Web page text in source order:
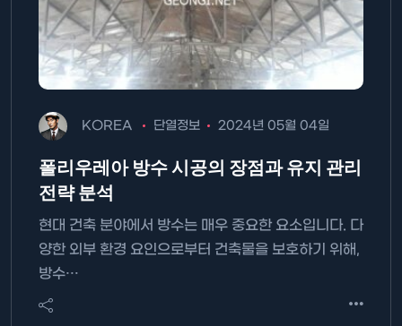
KOREA 단열정보 2024년 05월 04일
폴리우레아 방수 시공의 장점과 유지 관리
전략 분석
현대 건축 분야에서 방수는 매우 중요한 요소입니다. 다
양한 외부 환경 요인으로부터 건축물을 보호하기 위해,
방수…